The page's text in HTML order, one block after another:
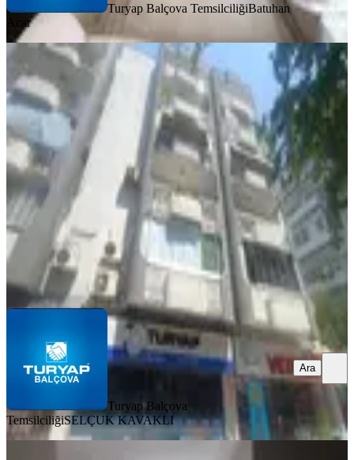
Turyap Balçova TemsilciliğiBatuhan
Acar
MANZARALI
Balçova Ata Caddesinde Özel Tasarım
Çift Cepheli 3+1 Modern Eşyalı
Asansörlü Satılık Daire
Balçova, Eğitim Mahallesi
120 m² 3. Kat· 29.07.2026
8.000.000 ₺
Turyap Balçova TemsilciliğiSELÇUK KAVAKLI
Ara
Turyap Balçova
TemsilciliğiSELÇUK KAVAKLI
Ara